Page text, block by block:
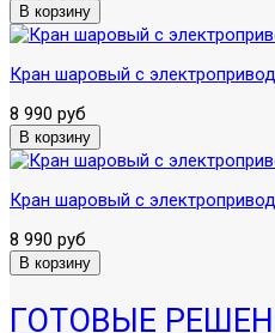
Кран шаровый с
8 990 руб
Кран шаровый с
8 990 руб
ГОТОВЫЕ